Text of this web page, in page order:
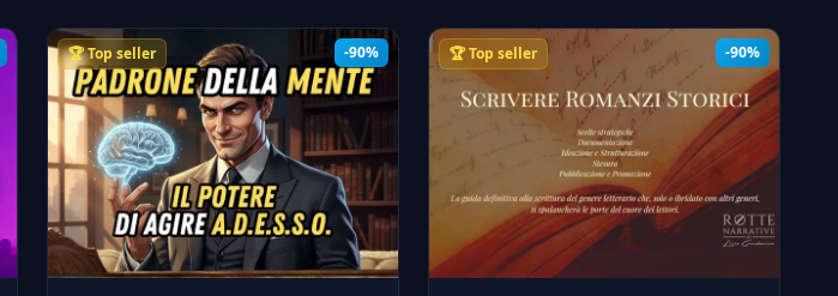
-90%
🏆 Top seller -90%
🏆 Top seller